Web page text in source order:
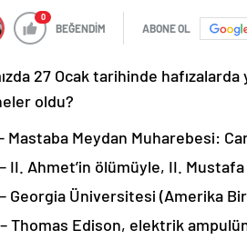
0
BEĞENDİM ABONE OL
27 Ocak tarihinde
oldu?
Mastaba Meydan Muharebesi:
II. Ahmet’in ölümüyle, II. Mustafa
– Georgia Üniversitesi (Amerika
– Thomas Edison, elektrik